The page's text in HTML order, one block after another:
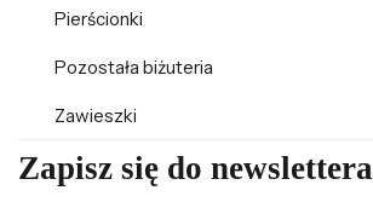
Pierścionki
Pozostała biżuteria
Zawieszki
Zapisz się do newslettera